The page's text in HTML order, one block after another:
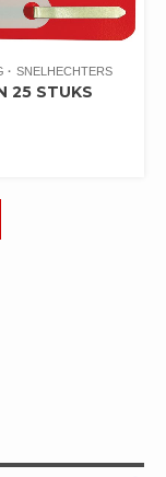
SNELHECHTERS
25 STUKS